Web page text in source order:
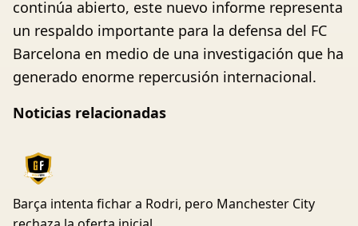
continúa abierto, este nuevo informe representa
un respaldo importante para la defensa del FC
Barcelona en medio de una investigación que ha
generado enorme repercusión internacional.
Noticias relacionadas
Barça intenta fichar a Rodri, pero Manchester City